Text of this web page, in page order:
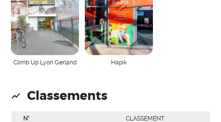
Climb Up Lyon Gerland Hapik
Classements
N° CLASSEMENT